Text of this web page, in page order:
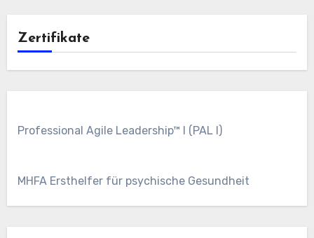
Zertifikate
Professional Agile Leadership™ I (PAL I)
MHFA Ersthelfer für psychische Gesundheit